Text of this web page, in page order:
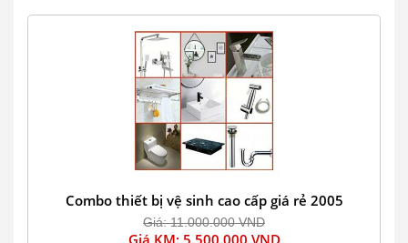
Combo thiết bị vệ sinh cao cấp giá rẻ 2005
Giá: 11.000.000 VND
Giá KM: 5.500.000 VND